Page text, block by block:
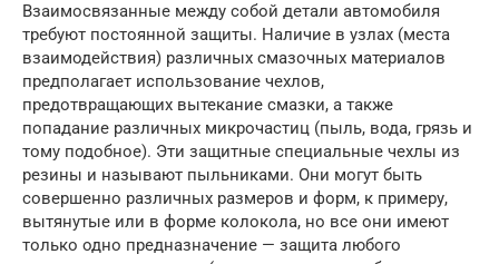
Взаимосвязанные между собой детали автомобиля
требуют постоянной защиты. Наличие в узлах (места
взаимодействия) различных смазочных материалов
предполагает использование чехлов,
предотвращающих вытекание смазки, а также
попадание различных микрочастиц (пыль, вода, грязь и
тому подобное). Эти защитные специальные чехлы из
резины и называют пыльниками. Они могут быть
совершенно различных размеров и форм, к примеру,
вытянутые или в форме колокола, но все они имеют
только одно предназначение — защита любого